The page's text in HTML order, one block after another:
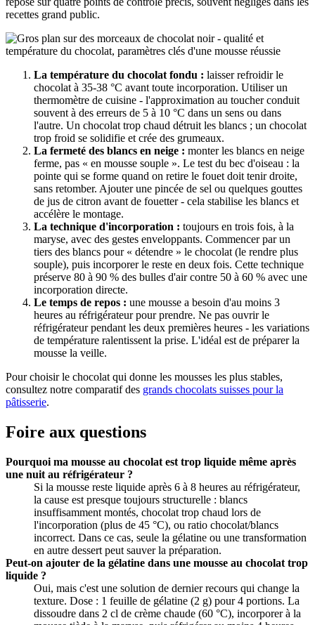
recettes grand public.
La température du chocolat fondu : laisser refroidir le
chocolat à 35-38 °C avant toute incorporation. Utiliser un
thermomètre de cuisine - l'approximation au toucher conduit
souvent à des erreurs de 5 à 10 °C dans un sens ou dans
l'autre. Un chocolat trop chaud détruit les blancs ; un chocolat
trop froid se solidifie et crée des grumeaux.
La fermeté des blancs en neige : monter les blancs en neige
ferme, pas « en mousse souple ». Le test du bec d'oiseau : la
pointe qui se forme quand on retire le fouet doit tenir droite,
sans retomber. Ajouter une pincée de sel ou quelques gouttes
de jus de citron avant de fouetter - cela stabilise les blancs et
accélère le montage.
La technique d'incorporation : toujours en trois fois, à la
maryse, avec des gestes enveloppants. Commencer par un
tiers des blancs pour « détendre » le chocolat (le rendre plus
souple), puis incorporer le reste en deux fois. Cette technique
préserve 80 à 90 % des bulles d'air contre 50 à 60 % avec une
incorporation directe.
Le temps de repos : une mousse a besoin d'au moins 3
heures au réfrigérateur pour prendre. Ne pas ouvrir le
réfrigérateur pendant les deux premières heures - les variations
de température ralentissent la prise. L'idéal est de préparer la
mousse la veille.
Pour choisir le chocolat qui donne les mousses les plus stables,
consultez notre comparatif des grands chocolats suisses pour la
pâtisserie.
Foire aux questions
Pourquoi ma mousse au chocolat est trop liquide même après
une nuit au réfrigérateur ?
Si la mousse reste liquide après 6 à 8 heures au réfrigérateur,
la cause est presque toujours structurelle : blancs
insuffisamment montés, chocolat trop chaud lors de
l'incorporation (plus de 45 °C), ou ratio chocolat/blancs
incorrect. Dans ce cas, seule la gélatine ou une transformation
en autre dessert peut sauver la préparation.
Peut-on ajouter de la gélatine dans une mousse au chocolat trop
liquide ?
Oui, mais c'est une solution de dernier recours qui change la
texture. Dose : 1 feuille de gélatine (2 g) pour 4 portions. La
dissoudre dans 2 cl de crème chaude (60 °C), incorporer à la